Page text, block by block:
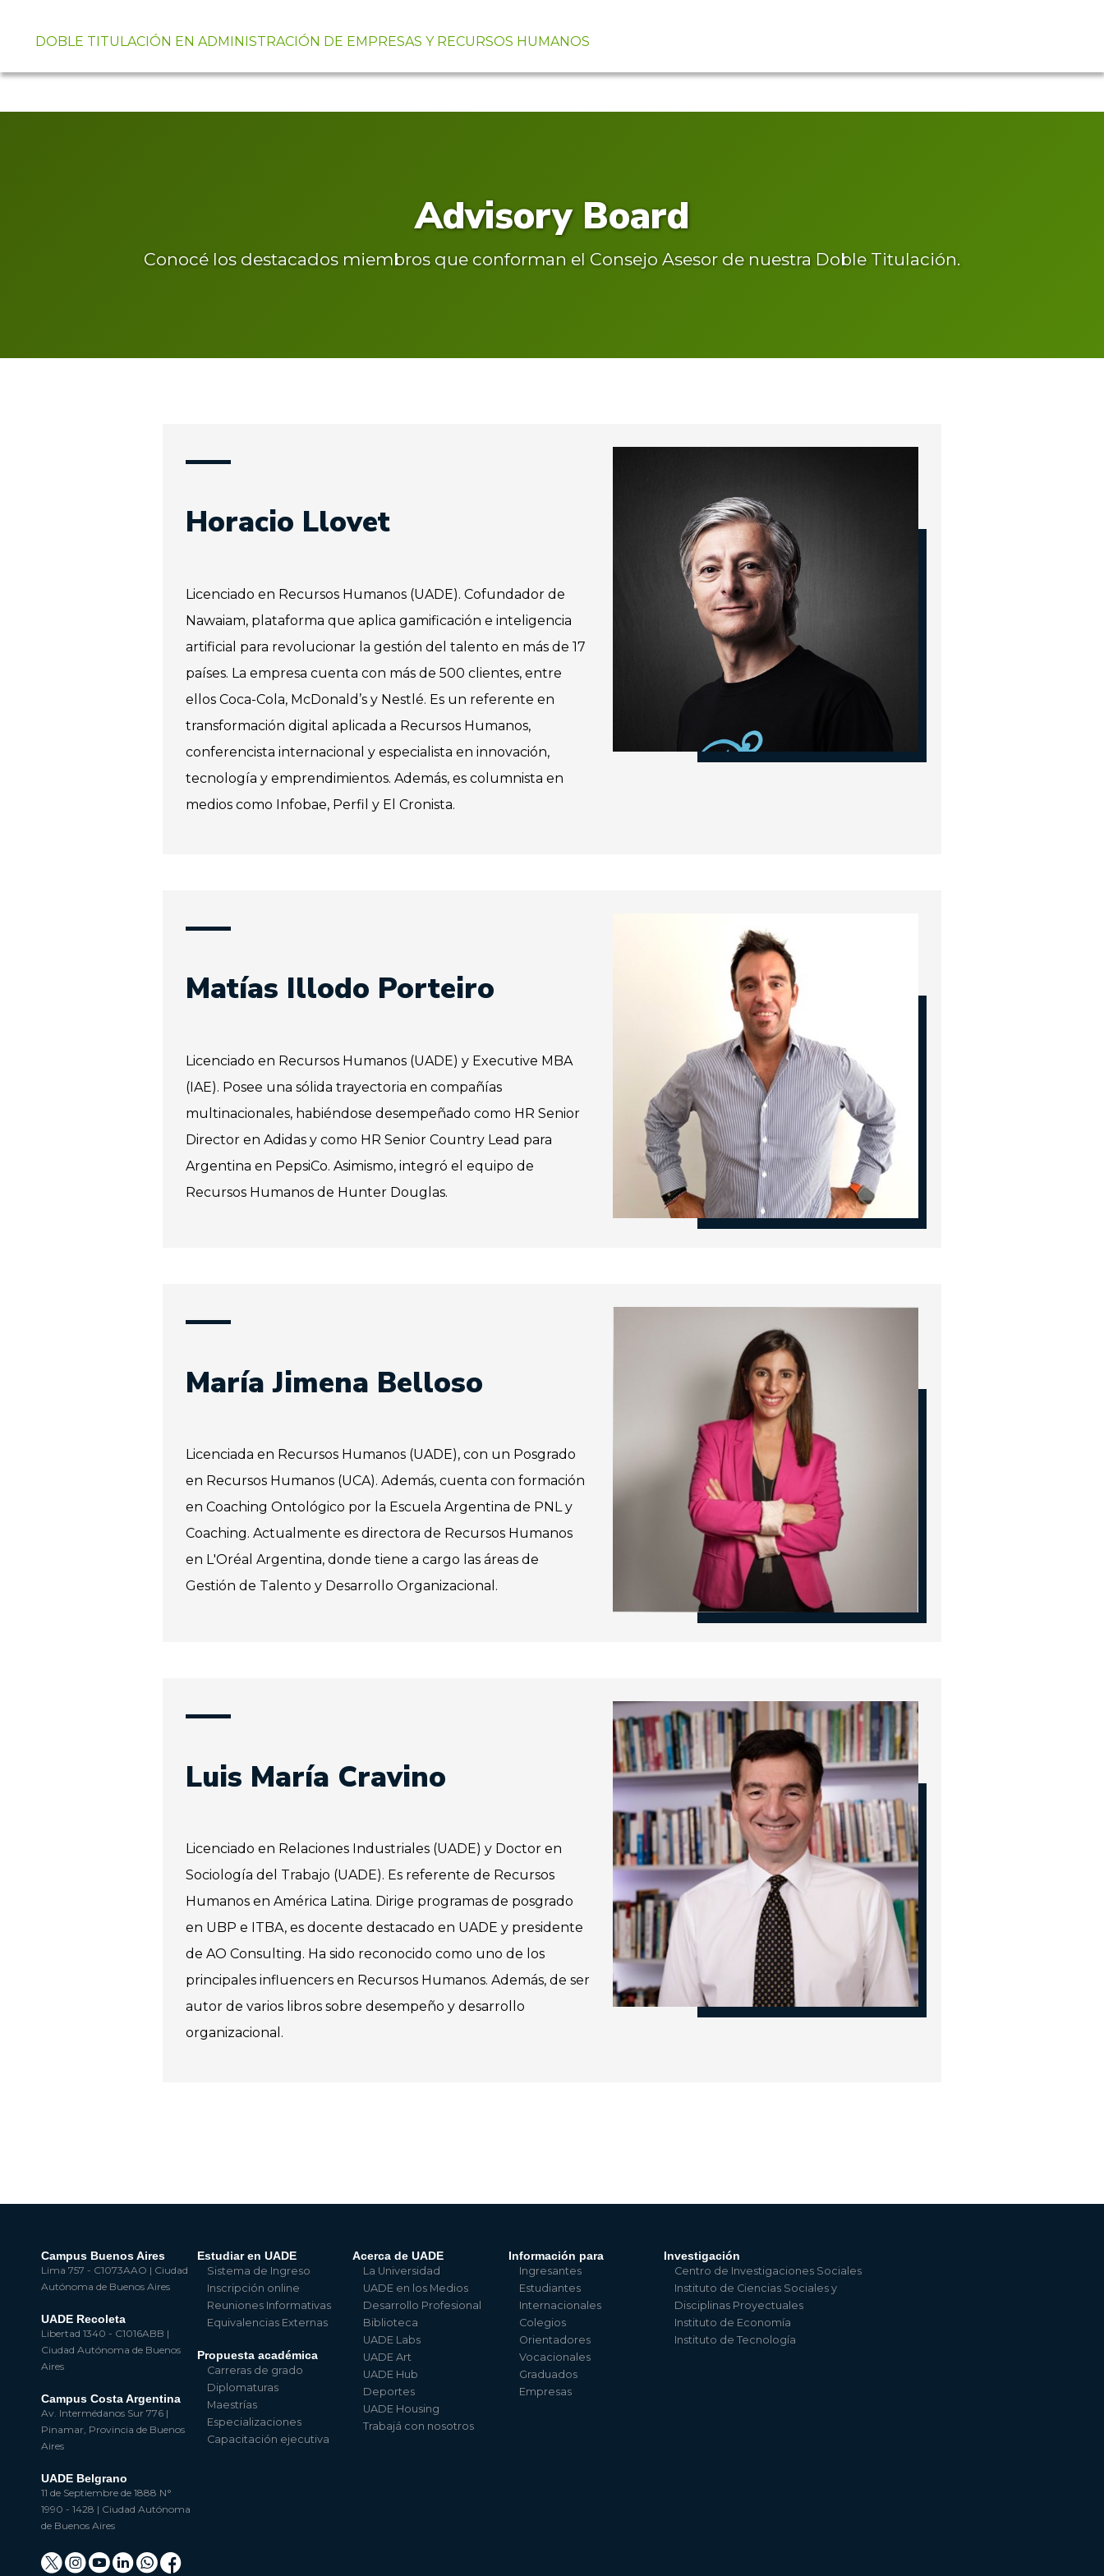
DOBLE TITULACIÓN EN ADMINISTRACIÓN DE EMPRESAS Y RECURSOS HUMANOS
Advisory Board
Conocé los destacados miembros que conforman el Consejo Asesor de nuestra Doble Titulación.
Horacio Llovet
Licenciado en Recursos Humanos (UADE). Cofundador de
Nawaiam, plataforma que aplica gamificación e inteligencia
artificial para revolucionar la gestión del talento en más de 17
países. La empresa cuenta con más de 500 clientes, entre
ellos Coca-Cola, McDonald’s y Nestlé. Es un referente en
transformación digital aplicada a Recursos Humanos,
conferencista internacional y especialista en innovación,
tecnología y emprendimientos. Además, es columnista en
medios como Infobae, Perfil y El Cronista.
Matías Illodo Porteiro
Licenciado en Recursos Humanos (UADE) y Executive MBA
(IAE). Posee una sólida trayectoria en compañías
multinacionales, habiéndose desempeñado como HR Senior
Director en Adidas y como HR Senior Country Lead para
Argentina en PepsiCo. Asimismo, integró el equipo de
Recursos Humanos de Hunter Douglas.
María Jimena Belloso
Licenciada en Recursos Humanos (UADE), con un Posgrado
en Recursos Humanos (UCA). Además, cuenta con formación
en Coaching Ontológico por la Escuela Argentina de PNL y
Coaching. Actualmente es directora de Recursos Humanos
en L'Oréal Argentina, donde tiene a cargo las áreas de
Gestión de Talento y Desarrollo Organizacional.
Luis María Cravino
Licenciado en Relaciones Industriales (UADE) y Doctor en
Sociología del Trabajo (UADE). Es referente de Recursos
Humanos en América Latina. Dirige programas de posgrado
en UBP e ITBA, es docente destacado en UADE y presidente
de AO Consulting. Ha sido reconocido como uno de los
principales influencers en Recursos Humanos. Además, de ser
autor de varios libros sobre desempeño y desarrollo
organizacional.
Campus Buenos Aires
Lima 757 - C1073AAO | Ciudad
Autónoma de Buenos Aires
UADE Recoleta
Libertad 1340 - C1016ABB |
Ciudad Autónoma de Buenos
Aires
Campus Costa Argentina
Av. Intermédanos Sur 776 |
Pinamar, Provincia de Buenos
Aires
UADE Belgrano
11 de Septiembre de 1888 N°
1990 - 1428 | Ciudad Autónoma
de Buenos Aires
Estudiar en UADE
Sistema de Ingreso
Inscripción online
Reuniones Informativas
Equivalencias Externas
Propuesta académica
Carreras de grado
Diplomaturas
Maestrías
Especializaciones
Capacitación ejecutiva
Acerca de UADE
La Universidad
UADE en los Medios
Desarrollo Profesional
Biblioteca
UADE Labs
UADE Art
UADE Hub
Deportes
UADE Housing
Trabajá con nosotros
Información para
Ingresantes
Estudiantes
Internacionales
Colegios
Orientadores
Vocacionales
Graduados
Empresas
Investigación
Centro de Investigaciones Sociales
Instituto de Ciencias Sociales y
Disciplinas Proyectuales
Instituto de Economía
Instituto de Tecnología